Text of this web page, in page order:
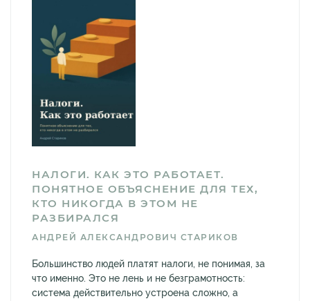
НАЛОГИ. КАК ЭТО РАБОТАЕТ.
ПОНЯТНОЕ ОБЪЯСНЕНИЕ ДЛЯ ТЕХ,
КТО НИКОГДА В ЭТОМ НЕ
РАЗБИРАЛСЯ
АНДРЕЙ АЛЕКСАНДРОВИЧ СТАРИКОВ
Большинство людей платят налоги, не понимая, за
что именно. Это не лень и не безграмотность:
система действительно устроена сложно, а